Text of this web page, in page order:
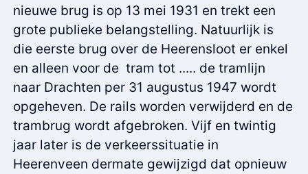
nieuwe brug is op 13 mei 1931 en trekt een
grote publieke belangstelling. Natuurlijk is
die eerste brug over de Heerensloot er enkel
en alleen voor de tram tot ..... de tramlijn
naar Drachten per 31 augustus 1947 wordt
opgeheven. De rails worden verwijderd en de
trambrug wordt afgebroken. Vijf en twintig
jaar later is de verkeerssituatie in
Heerenveen dermate gewijzigd dat opnieuw